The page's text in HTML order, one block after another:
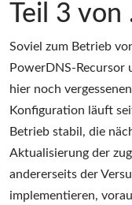
Teil 3 von
Soviel zum Betrieb
PowerDNS-Recursor
hier noch
Konfiguration läuft
Betrieb stabil, die
Aktualisierung der
andererseits der
implementieren,